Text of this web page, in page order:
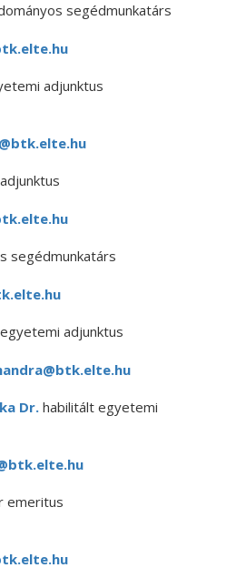
segédmunkatárs
adjunktus
segédmunkatárs
egyetemi adjunktus
Dr. habilitált egyetemi
emeritus